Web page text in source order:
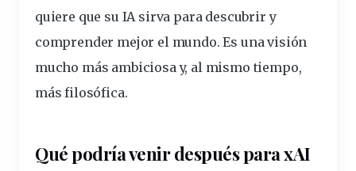
quiere que su IA sirva para descubrir y
comprender mejor el mundo. Es una visión
mucho más ambiciosa y, al mismo tiempo,
más filosófica.
Qué podría venir después para xAI